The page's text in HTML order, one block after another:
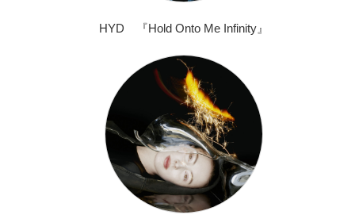
HYD 『Hold Onto Me Infinity』